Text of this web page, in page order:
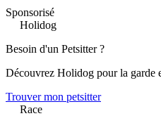
Sponsorisé
Holidog
Besoin d'un Petsitter ?
Découvrez Holidog pour la garde
Trouver mon petsitter
Race